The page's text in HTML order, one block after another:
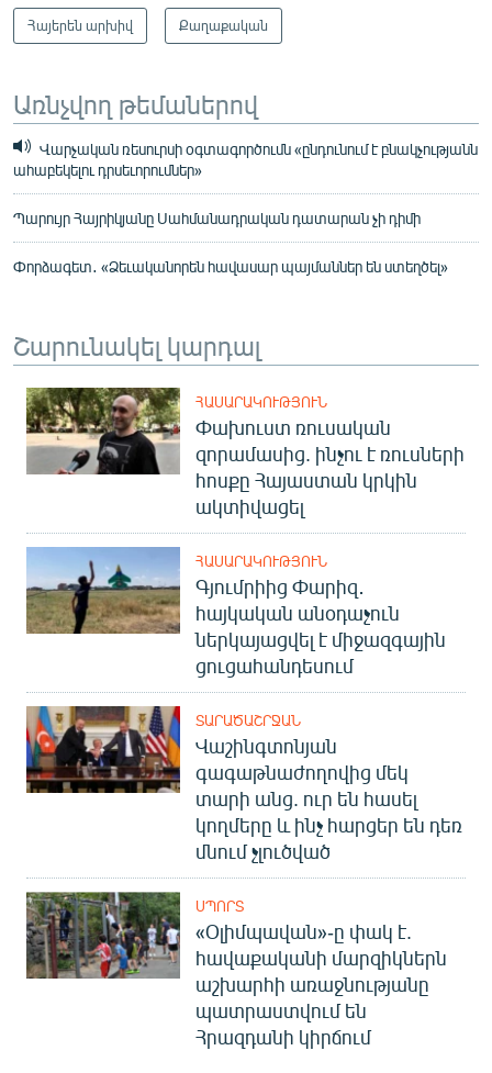
Հայերեն արխիվ Քաղաքական
Առնչվող թեմաներով
Վարչական ռեսուրսի օգտագործումն «ընդունում է բնակչությանն
ահաբեկելու դրսեւորումներ»
Պարույր Հայրիկյանը Սահմանադրական դատարան չի դիմի
Փորձագետ․ «Ձեւականորեն հավասար պայմաններ են ստեղծել»
Շարունակել կարդալ
ՀԱՍԱՐԱԿՈՒԹՅՈՒՆ
Փախուստ ռուսական
զորամասից. ինչու է ռուսների
հոսքը Հայաստան կրկին
ակտիվացել
ՀԱՍԱՐԱԿՈՒԹՅՈՒՆ
Գյումրիից Փարիզ․
հայկական անօդաչուն
ներկայացվել է միջազգային
ցուցահանդեսում
ՏԱՐԱԾԱՇՐՋԱՆ
Վաշինգտոնյան
գագաթնաժողովից մեկ
տարի անց. ուր են հասել
կողմերը և ինչ հարցեր են դեռ
մնում չլուծված
ՍՊՈՐՏ
«Օլիմպավան»-ը փակ է.
հավաքականի մարզիկներն
աշխարհի առաջնությանը
պատրաստվում են
Հրազդանի կիրճում